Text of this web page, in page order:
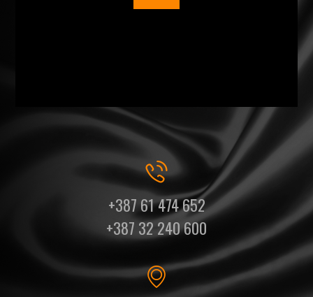
+387 61 474 652
+387 32 240 600